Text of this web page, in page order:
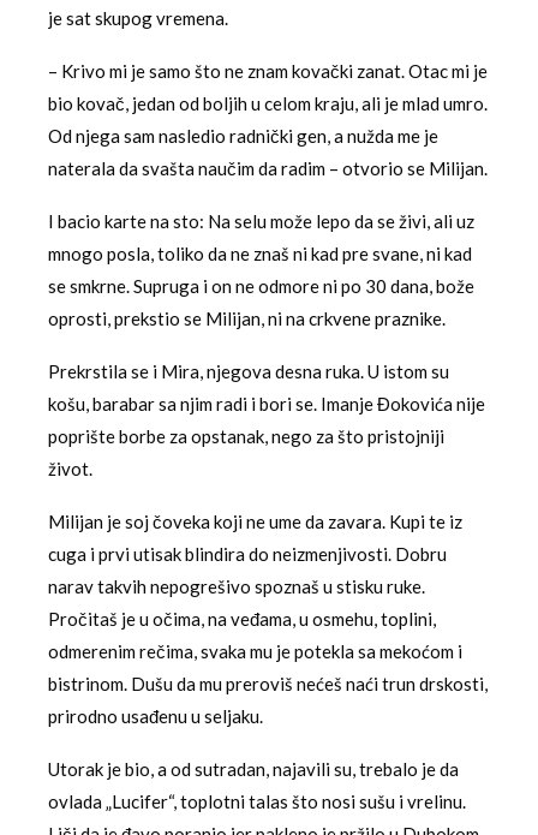
je sat skupog vremena.
– Krivo mi je samo što ne znam kovački zanat. Otac mi je
bio kovač, jedan od boljih u celom kraju, ali je mlad umro.
Od njega sam nasledio radnički gen, a nužda me je
naterala da svašta naučim da radim – otvorio se Milijan.
I bacio karte na sto: Na selu može lepo da se živi, ali uz
mnogo posla, toliko da ne znaš ni kad pre svane, ni kad
se smkrne. Supruga i on ne odmore ni po 30 dana, bože
oprosti, prekstio se Milijan, ni na crkvene praznike.
Prekrstila se i Mira, njegova desna ruka. U istom su
košu, barabar sa njim radi i bori se. Imanje Đokovića nije
poprište borbe za opstanak, nego za što pristojniji
život.
Milijan je soj čoveka koji ne ume da zavara. Kupi te iz
cuga i prvi utisak blindira do neizmenjivosti. Dobru
narav takvih nepogrešivo spoznaš u stisku ruke.
Pročitaš je u očima, na veđama, u osmehu, toplini,
odmerenim rečima, svaka mu je potekla sa mekoćom i
bistrinom. Dušu da mu preroviš nećeš naći trun drskosti,
prirodno usađenu u seljaku.
Utorak je bio, a od sutradan, najavili su, trebalo je da
ovlada „Lucifer“, toplotni talas što nosi sušu i vrelinu.